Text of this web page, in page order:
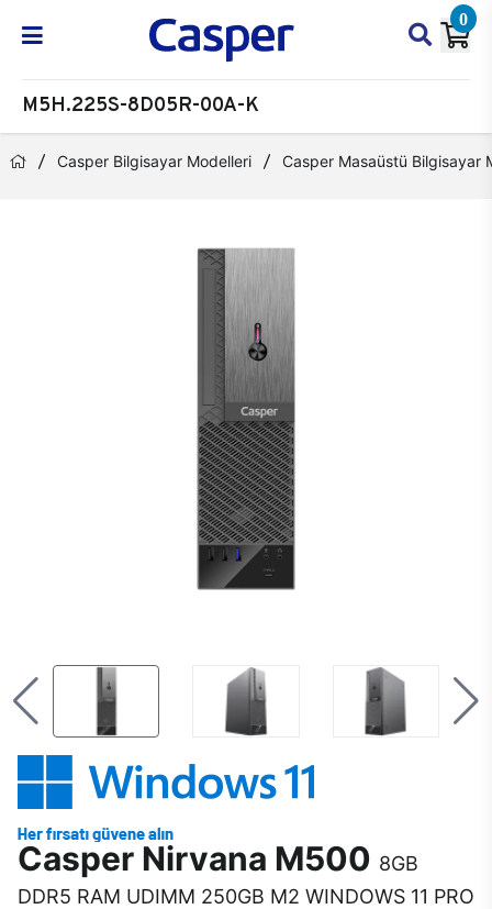
0
M5H.225S-8D05R-00A-K
Casper Bilgisayar Modelleri Casper Masaüstü Bilgisayar
Casper Nirvana M500 8GB
DDR5 RAM UDIMM 250GB M2 WINDOWS 11 PRO